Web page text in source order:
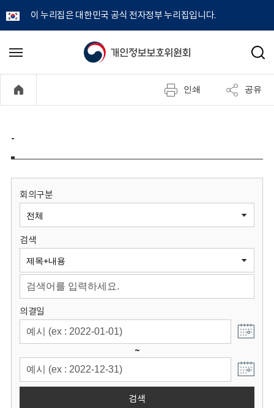
이 누리집은 대한민국 공식 전자정부 누리집입니다.
개
정
보
원
회
메
기
검
인쇄 공유
-
회의구분
검색
의결일
~
검색